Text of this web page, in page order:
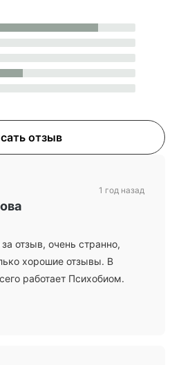
отзыв
отзыв, очень странно,
хорошие отзывы. В
работает Психобиом.
1 год назад